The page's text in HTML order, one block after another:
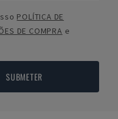
POLÍTICA DE
DE COMPRA e
SUBMETER